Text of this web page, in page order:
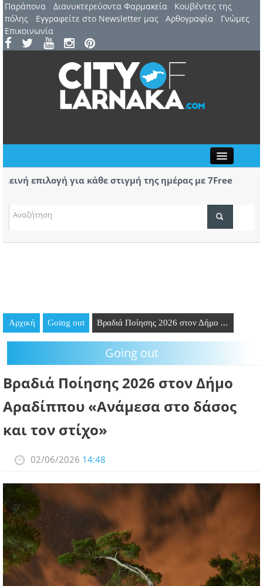
Παράπονα Διανυκτερεύοντα Φαρμακεία
Kουβέντες της
πόλης
Εγγραφείτε στο Newsletter μας Αρθογραφία
Γνώμες
Επικοινωνία
ΤΟΠΙΚΑ ΝΕΑ
ΘΕΣΕΙΣ ΕΡΓΑΣΙΑΣ
ΠΡΟΣΩΠΑ
επιλογή για κάθε στιγμή της ημέρας με 7Free
πραγματοποιήθηκε το Friendship Party της BPW
Αρχική Going out Βραδιά Ποίησης 2026 στον Δήμο ...
Going out
Βραδιά Ποίησης 2026 στον Δήμο
Αραδίππου «Ανάμεσα στο δάσος
και τον στίχο»
02/06/2026 14:48